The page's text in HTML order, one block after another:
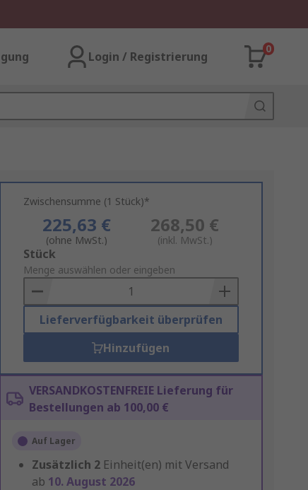
Login / Registrierung
0
Zwischensumme (1 Stück)*
225,63 €
(ohne MwSt.)
268,50 €
(inkl. MwSt.)
Add
to
Basket
Stück
Menge auswählen oder eingeben
Lieferverfügbarkeit überprüfen
Hinzufügen
VERSANDKOSTENFREIE Lieferung für
Bestellungen ab 100,00 €
Auf Lager
Zusätzlich 2 Einheit(en) mit Versand
ab 10. August 2026